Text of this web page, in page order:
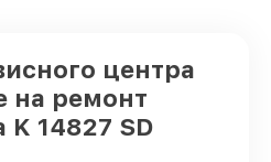
центра
на ремонт
14827 SD